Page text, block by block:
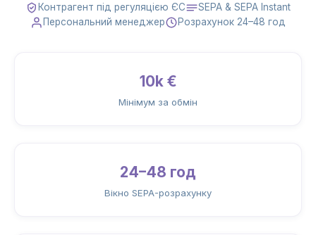
Контрагент під регуляцією ЄС
SEPA & SEPA Instant
Персональний менеджер
Розрахунок 24–48 год
10k €
Мінімум за обмін
24–48 год
Вікно SEPA-розрахунку